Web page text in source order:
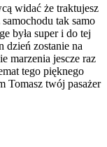
widać że traktujesz
tak samo
była super i do tej
dzień zostanie na
marzenia jescze raz
tego pięknego
Tomasz twój pasażer